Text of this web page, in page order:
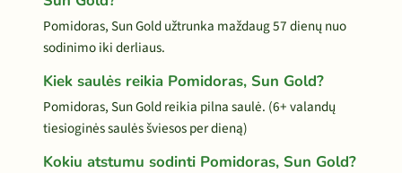
Pomidoras, Sun Gold užtrunka maždaug 57 dienų nuo
sodinimo iki derliaus.
Kiek saulės reikia Pomidoras, Sun Gold?
Pomidoras, Sun Gold reikia pilna saulė. (6+ valandų
tiesioginės saulės šviesos per dieną)
Kokiu atstumu sodinti Pomidoras, Sun Gold?